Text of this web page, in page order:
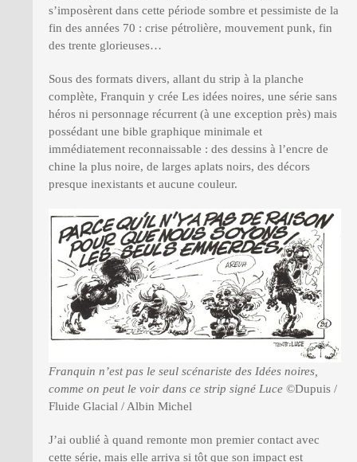
s’imposèrent dans cette période sombre et pessimiste de la
fin des années 70 : crise pétrolière, mouvement punk, fin
des trente glorieuses…
Sous des formats divers, allant du strip à la planche
complète, Franquin y crée Les idées noires, une série sans
héros ni personnage récurrent (à une exception près) mais
possédant une bible graphique minimale et
immédiatement reconnaissable : des dessins à l’encre de
chine la plus noire, de larges aplats noirs, des décors
presque inexistants et aucune couleur.
Franquin n’est pas le seul scénariste des Idées noires,
comme on peut le voir dans ce strip signé Luce ©Dupuis /
Fluide Glacial / Albin Michel
J’ai oublié à quand remonte mon premier contact avec
cette série, mais elle arriva si tôt que son impact est